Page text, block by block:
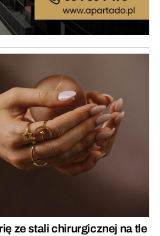
ze stali chirurgicznej na tle